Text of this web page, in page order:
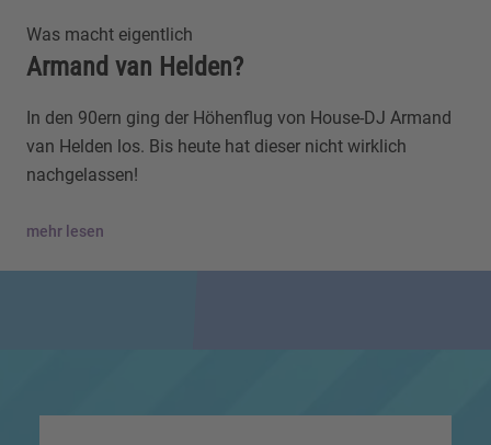
Was macht eigentlich
Armand van Helden?
In den 90ern ging der Höhenflug von House-DJ Armand
van Helden los. Bis heute hat dieser nicht wirklich
nachgelassen!
mehr lesen